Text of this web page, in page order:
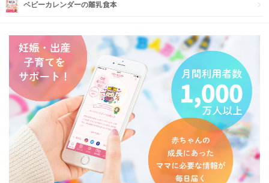
ベビーカレンダーの離乳食本